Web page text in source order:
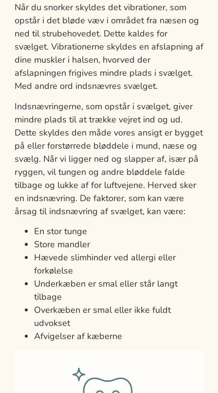
Når du snorker skyldes det vibrationer, som
opstår i det bløde væv i området fra næsen og
ned til strubehovedet. Dette kaldes for
svælget. Vibrationerne skyldes en afslapning af
dine muskler i halsen, hvorved der
afslapningen frigives mindre plads i svælget.
Med andre ord indsnævres svælget.
Indsnævringerne, som opstår i svælget, giver
mindre plads til at trække vejret ind og ud.
Dette skyldes den måde vores ansigt er bygget
på eller forstørrede bløddele i mund, næse og
svælg. Når vi ligger ned og slapper af, især på
ryggen, vil tungen og andre bløddele falde
tilbage og lukke af for luftvejene. Herved sker
en indsnævring. De faktorer, som kan være
årsag til indsnævring af svælget, kan være:
En stor tunge
Store mandler
Hævede slimhinder ved allergi eller
forkølelse
Underkæben er smal eller står langt
tilbage
Overkæben er smal eller ikke fuldt
udvokset
Afvigelser af kæberne